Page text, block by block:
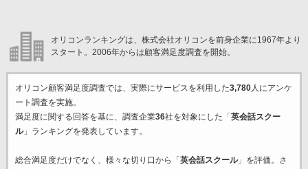
オリコンランキングは、株式会社オリコンを前身企業に1967年より
スタート。2006年からは顧客満足度調査を開始。
オリコン顧客満足度調査では、実際にサービスを利用した3,780人にアンケ
ート調査を実施。
満足度に関する回答を基に、調査企業36社を対象にした「 英会話スクー
ル」ランキングを発表しています。
総合満足度だけでなく、様々な切り口から「 英会話スクール」を評価。さ